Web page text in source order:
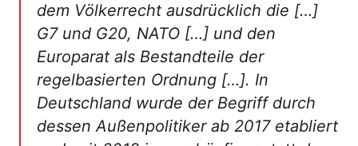
dem Völkerrecht ausdrücklich die […]
G7 und G20, NATO […] und den
Europarat als Bestandteile der
regelbasierten Ordnung […]. In
Deutschland wurde der Begriff durch
dessen Außenpolitiker ab 2017 etabliert